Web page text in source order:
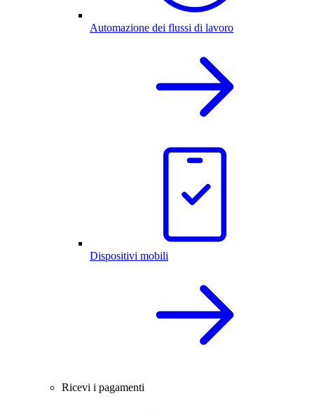
Automazione dei flussi di lavoro
Dispositivi mobili
Ricevi i pagamenti